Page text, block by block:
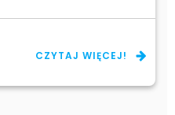
CZYTAJ WIĘCEJ!